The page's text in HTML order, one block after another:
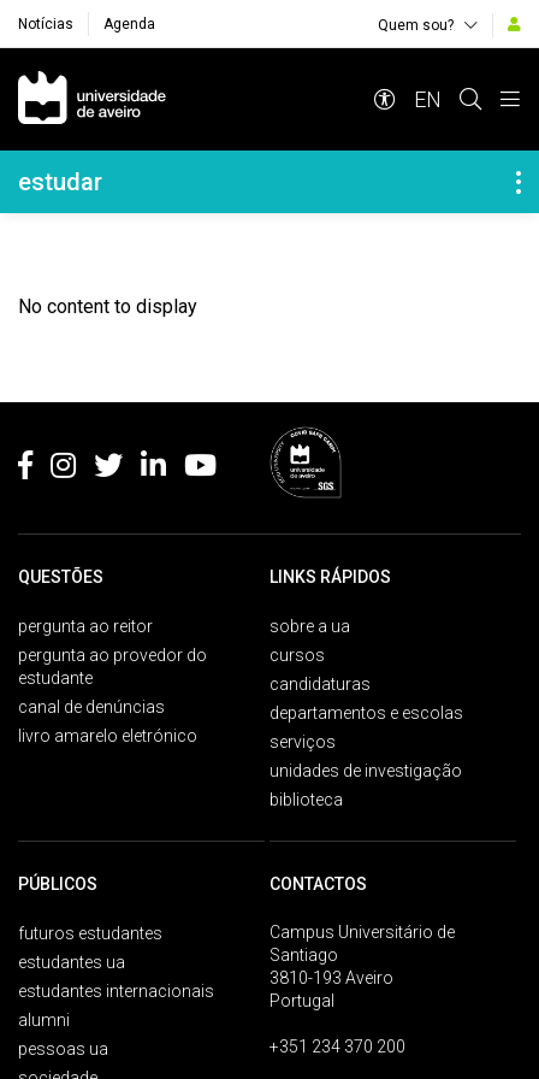
Notícias Agenda Quem sou?
Navegação Principal
EN
Navegação Lateral
estudar
No content to display
QUESTÕES
pergunta ao reitor
pergunta ao provedor do
estudante
canal de denúncias
livro amarelo eletrónico
LINKS RÁPIDOS
sobre a ua
cursos
candidaturas
departamentos e escolas
serviços
unidades de investigação
biblioteca
PÚBLICOS
futuros estudantes
estudantes ua
estudantes internacionais
alumni
pessoas ua
CONTACTOS
Campus Universitário de
Santiago
3810-193 Aveiro
Portugal
+351 234 370 200